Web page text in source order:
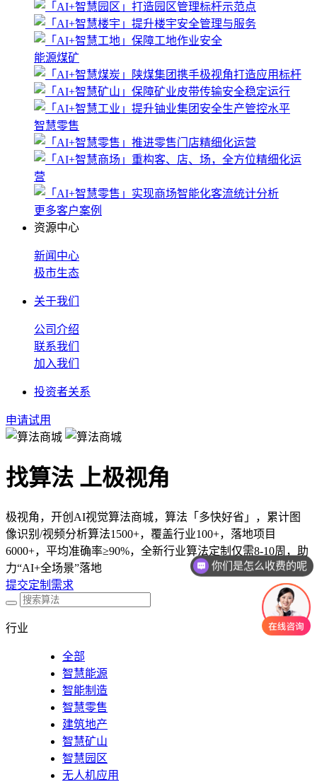
能源煤矿
智慧零售
更多客户案例
资源中心
新闻中心
极市生态
关于我们
公司介绍
联系我们
加入我们
投资者关系
申请试用
找算法 上极视角
极视角，开创AI视觉算法商城，算法「多快好省」，累计图
像识别/视频分析算法1500+，覆盖行业100+，落地项目
6000+，平均准确率≥90%，全新行业算法定制仅需8-10周，助
力“AI+全场景”落地
提交定制需求
行业
全部
智慧能源
智能制造
智慧零售
建筑地产
智慧矿山
智慧园区
无人机应用
你们是怎么收费的呢